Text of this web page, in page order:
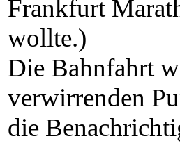
Frankfurt
wollte.)
Die Bahnfahrt
verwirrenden
die